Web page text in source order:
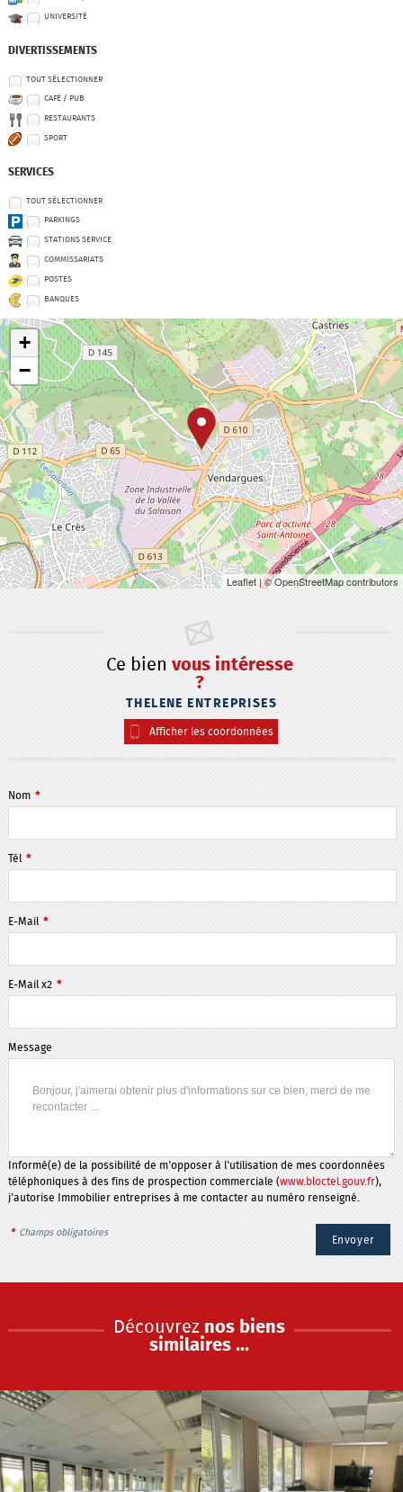
UNIVERSITÉ
DIVERTISSEMENTS
TOUT SÉLECTIONNER
CAFÉ / PUB
RESTAURANTS
SPORT
SERVICES
TOUT SÉLECTIONNER
PARKINGS
STATIONS SERVICE
COMMISSARIATS
POSTES
BANQUES
+
−
Leaflet| © OpenStreetMap contributors
Ce bien vous intéresse
?
THELENE ENTREPRISES
Afficher les coordonnées
Nom *
Tél *
E-Mail *
E-Mail x2 *
Message
Informé(e) de la possibilité de m'opposer à l'utilisation de mes coordonnées
téléphoniques à des fins de prospection commerciale (www.bloctel.gouv.fr),
j'autorise Immobilier entreprises à me contacter au numéro renseigné.
* Champs obligatoires
Découvrez nos biens
similaires ...